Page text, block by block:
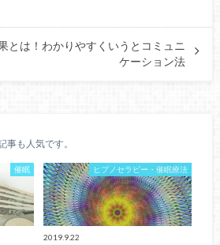
とは！わかりやすくいうとコミュニ
ケーション法
事も人気です。
催眠 ヒプノセラピー・催眠療法
2019.9.22